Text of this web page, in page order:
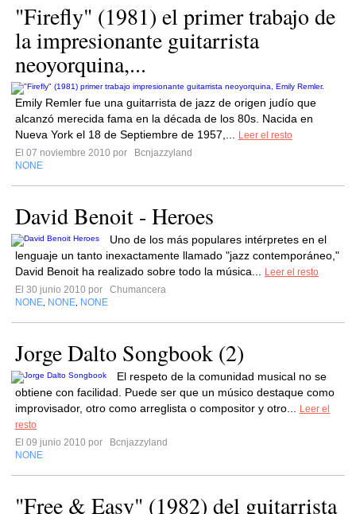
"Firefly" (1981) el primer trabajo de
la impresionante guitarrista
neoyorquina,...
Emily Remler fue una guitarrista de jazz de origen judío que
alcanzó merecida fama en la década de los 80s. Nacida en
Nueva York el 18 de Septiembre de 1957,...
Leer el resto
El 07 noviembre 2010 por
Bcnjazzyland
NONE
David Benoit - Heroes
Uno de los más populares intérpretes en el
lenguaje un tanto inexactamente llamado "jazz contemporáneo,"
David Benoit ha realizado sobre todo la música...
Leer el resto
El 30 junio 2010 por
Chumancera
NONE NONE NONE
Jorge Dalto Songbook (2)
El respeto de la comunidad musical no se
obtiene con facilidad. Puede ser que un músico destaque como
improvisador, otro como arreglista o compositor y otro...
Leer el
resto
El 09 junio 2010 por
Bcnjazzyland
NONE
"Free & Easy" (1982) del guitarrista